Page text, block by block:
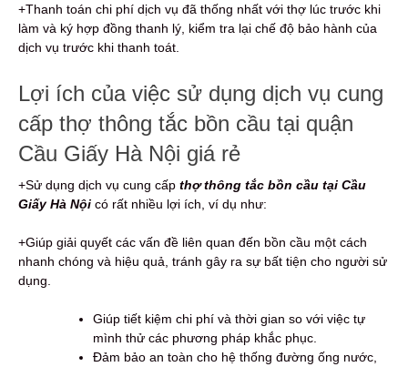
+Thanh toán chi phí dịch vụ đã thống nhất với thợ lúc trước khi
làm và ký hợp đồng thanh lý, kiểm tra lại chế độ bảo hành của
dịch vụ trước khi thanh toát.
Lợi ích của việc sử dụng dịch vụ cung
cấp thợ thông tắc bồn cầu tại quận
Cầu Giấy Hà Nội giá rẻ
+Sử dụng dịch vụ cung cấp thợ thông tắc bồn cầu tại Cầu
Giấy Hà Nội có rất nhiều lợi ích, ví dụ như:
+Giúp giải quyết các vấn đề liên quan đến bồn cầu một cách
nhanh chóng và hiệu quả, tránh gây ra sự bất tiện cho người sử
dụng.
Giúp tiết kiệm chi phí và thời gian so với việc tự
mình thử các phương pháp khắc phục.
Đảm bảo an toàn cho hệ thống đường ống nước,